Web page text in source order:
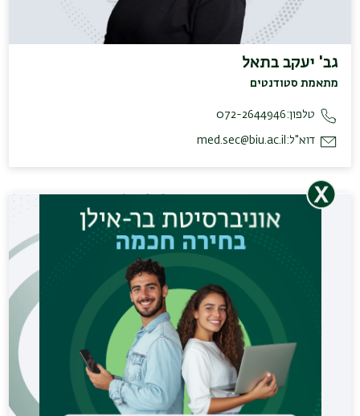
גב' יעקב בתאל
מתאמת סטודנטים
טלפון:072-2644946
דוא"ל: med.sec@biu.ac.il